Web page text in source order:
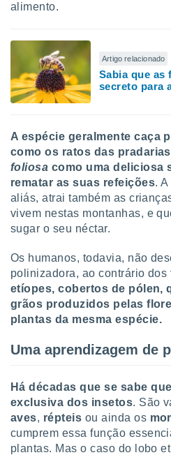
alimento.
Artigo relacionado
Sabia que as
secreto para
A espécie geralmente caça
como os ratos das
foliosa como uma deliciosa
rematar as suas refeições.
aliás, atrai também as
vivem nestas montanhas, e
sugar o seu néctar.
Os humanos, todavia, não
polinizadora, ao contrário dos
etíopes, cobertos de pólen,
grãos produzidos pelas
plantas da mesma espécie.
Uma aprendizagem de
Há décadas que se sabe
exclusiva dos insetos. São
aves, répteis ou ainda os
cumprem essa função
plantas. Mas o caso do lobo